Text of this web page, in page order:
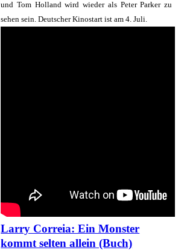
und Tom Holland wird wieder als Peter Parker zu
sehen sein. Deutscher Kinostart ist am 4. Juli.
Larry Correia: Ein Monster
kommt selten allein (Buch)